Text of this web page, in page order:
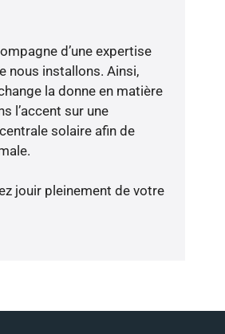
d’une expertise
nous installons. Ainsi,
la donne en matière
l’accent sur une
solaire afin de
jouir pleinement de votre